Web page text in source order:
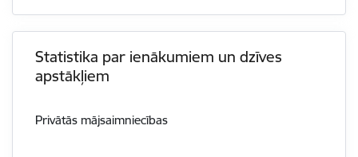
Statistika par ienākumiem un dzīves
apstākļiem
Privātās mājsaimniecības